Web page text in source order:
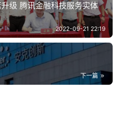
级 腾讯金融科技服务实体
2022-09-21 22:19
下一篇